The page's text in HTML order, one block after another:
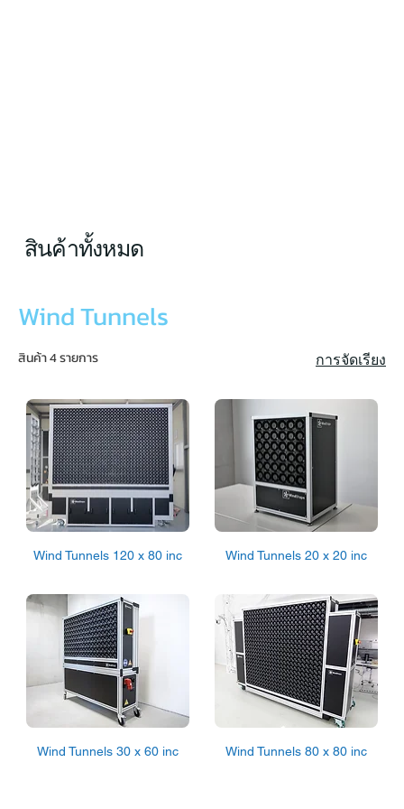
สินค้าทั้งหมด
Wind Tunnels
สินค้า 4 รายการ การจัดเรียง
Wind Tunnels 120 x 80 inc Wind Tunnels 20 x 20 inc
Wind Tunnels 30 x 60 inc Wind Tunnels 80 x 80 inc